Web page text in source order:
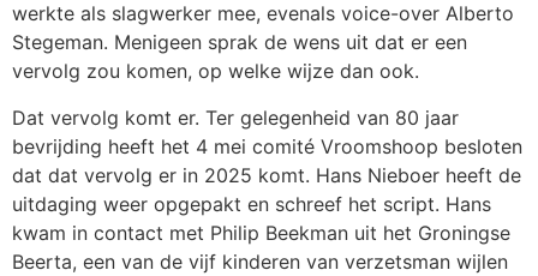
werkte als slagwerker mee, evenals voice-over Alberto
Stegeman. Menigeen sprak de wens uit dat er een
vervolg zou komen, op welke wijze dan ook.
Dat vervolg komt er. Ter gelegenheid van 80 jaar
bevrijding heeft het 4 mei comité Vroomshoop besloten
dat dat vervolg er in 2025 komt. Hans Nieboer heeft de
uitdaging weer opgepakt en schreef het script. Hans
kwam in contact met Philip Beekman uit het Groningse
Beerta, een van de vijf kinderen van verzetsman wijlen